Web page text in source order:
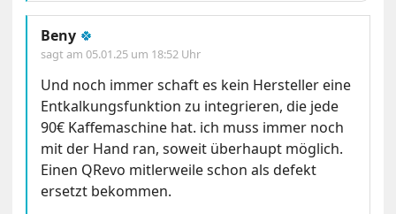
Beny 🍀
sagt am05.01.25 um 18:52 Uhr
Und noch immer schaft es kein Hersteller eine
Entkalkungsfunktion zu integrieren, die jede
90€ Kaffemaschine hat. ich muss immer noch
mit der Hand ran, soweit überhaupt möglich.
Einen QRevo mitlerweile schon als defekt
ersetzt bekommen.